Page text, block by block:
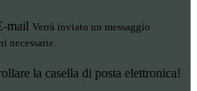
mail Verrà inviato un messaggio
necessarie.
la casella di posta elettronica!